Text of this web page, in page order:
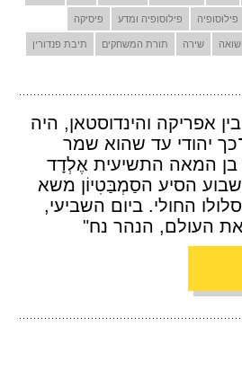
פילוסופיה פילוסופיה ומדע פיסיקה
שואה שירה תורת המשחקים תיבת פנדורין
אפריקה והינדוסטאן, היה
יהודי עד שהוא שמר
בן המאה התשיעית אֶלְדָד
הסיע הסַמְבַּטִיוֹן משא
החולי. ביום השביעי,
העולם, הנהר נח"